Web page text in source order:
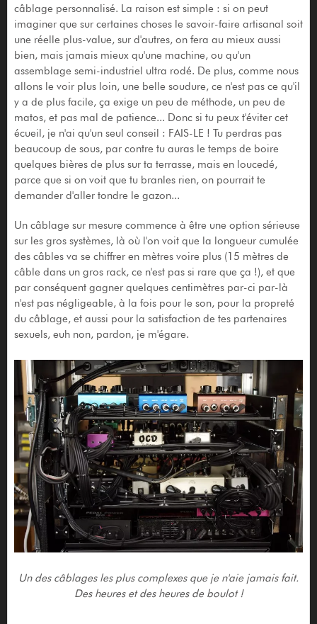
câblage personnalisé. La raison est simple : si on peut
imaginer que sur certaines choses le savoir-faire artisanal soit
une réelle plus-value, sur d'autres, on fera au mieux aussi
bien, mais jamais mieux qu'une machine, ou qu'un
assemblage semi-industriel ultra rodé. De plus, comme nous
allons le voir plus loin, une belle soudure, ce n'est pas ce qu'il
y a de plus facile, ça exige un peu de méthode, un peu de
matos, et pas mal de patience... Donc si tu peux t'éviter cet
écueil, je n'ai qu'un seul conseil : FAIS-LE ! Tu perdras pas
beaucoup de sous, par contre tu auras le temps de boire
quelques bières de plus sur ta terrasse, mais en loucedé,
parce que si on voit que tu branles rien, on pourrait te
demander d'aller tondre le gazon...
Un câblage sur mesure commence à être une option sérieuse
sur les gros systèmes, là où l'on voit que la longueur cumulée
des câbles va se chiffrer en mètres voire plus (15 mètres de
câble dans un gros rack, ce n'est pas si rare que ça !), et que
par conséquent gagner quelques centimètres par-ci par-là
n'est pas négligeable, à la fois pour le son, pour la propreté
du câblage, et aussi pour la satisfaction de tes partenaires
sexuels, euh non, pardon, je m'égare.
Un des câblages les plus complexes que je n'aie jamais fait.
Des heures et des heures de boulot !